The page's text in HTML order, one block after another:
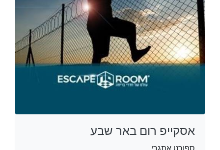
אסקייפ רום באר שבע
ספורט אתגרי